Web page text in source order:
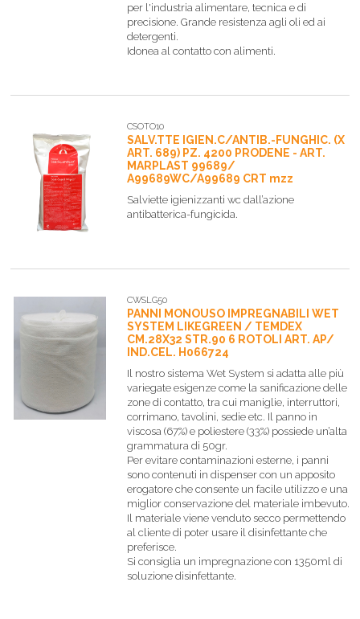
per l'industria alimentare, tecnica e di
precisione. Grande resistenza agli oli ed ai
detergenti.
Idonea al contatto con alimenti.
CSOTO10
SALV.TTE IGIEN.C/ANTIB.-FUNGHIC. (X
ART. 689) PZ. 4200 PRODENE - ART.
MARPLAST 99689/
A99689WC/A99689 CRT mzz
Salviette igienizzanti wc dall’azione
antibatterica-fungicida.
CWSLG50
PANNI MONOUSO IMPREGNABILI WET
SYSTEM LIKEGREEN / TEMDEX
CM.28X32 STR.90 6 ROTOLI ART. AP/
IND.CEL. H066724
Il nostro sistema Wet System si adatta alle più
variegate esigenze come la sanificazione delle
zone di contatto, tra cui maniglie, interruttori,
corrimano, tavolini, sedie etc. Il panno in
viscosa (67%) e poliestere (33%) possiede un’alta
grammatura di 50gr.
Per evitare contaminazioni esterne, i panni
sono contenuti in dispenser con un apposito
erogatore che consente un facile utilizzo e una
miglior conservazione del materiale imbevuto.
Il materiale viene venduto secco permettendo
al cliente di poter usare il disinfettante che
preferisce.
Si consiglia un impregnazione con 1350ml di
soluzione disinfettante.